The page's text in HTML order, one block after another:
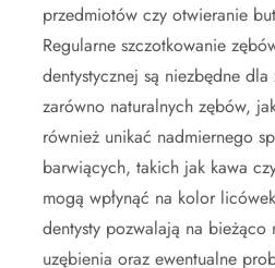
przedmiotów czy otwieranie
Regularne szczotkowanie
dentystycznej są niezbędne
zarówno naturalnych zębów,
również unikać nadmiernego
barwiących, takich jak kawa
mogą wpłynąć na kolor
dentysty pozwalają na bieżąco
uzębienia oraz ewentualne